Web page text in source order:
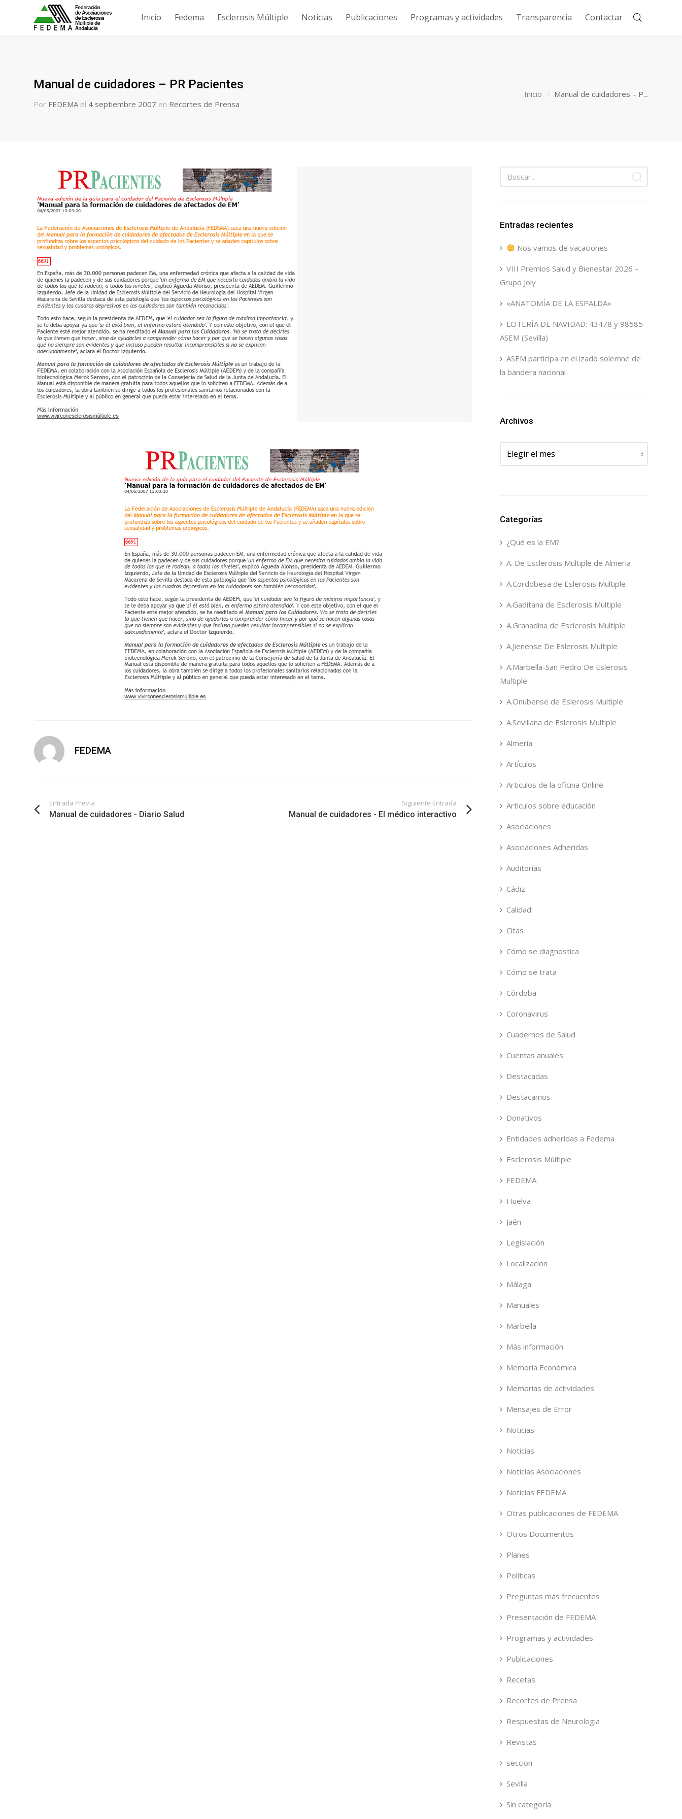
Inicio Fedema Esclerosis Múltiple Noticias Publicaciones Programas y actividades Transparencia Contactar
Manual de cuidadores – PR Pacientes
Por FEDEMA el 4 septiembre 2007 en Recortes de Prensa
Inicio Manual de cuidadores – P...
FEDEMA
Entrada Previa
Manual de cuidadores - Diario Salud
Siguiente Entrada
Manual de cuidadores - El médico interactivo
Entradas recientes
Nos vamos de vacaciones
VIII Premios Salud y Bienestar 2026 –
Grupo Joly
«ANATOMÍA DE LA ESPALDA»
LOTERÍA DE NAVIDAD: 43478 y 98585
ASEM (Sevilla)
ASEM participa en el izado solemne de
la bandera nacional
Archivos
Archivos
Categorías
¿Qué es la EM?
A. De Esclerosis Multiple de Almeria
A.Cordobesa de Eslerosis Multiple
A.Gaditana de Esclerosis Multiple
A.Granadina de Esclerosis Multiple
A.Jienense De Eslerosis Multiple
A.Marbella-San Pedro De Eslerosis
Multiple
A.Onubense de Eslerosis Multiple
A.Sevillana de Eslerosis Multiple
Almería
Artículos
Articulos de la oficina Online
Articulos sobre educación
Asociaciones
Asociaciones Adheridas
Auditorías
Cádiz
Calidad
Citas
Cómo se diagnostica
Cómo se trata
Córdoba
Coronavirus
Cuadernos de Salud
Cuentas anuales
Destacadas
Destacamos
Donativos
Entidades adheridas a Fedema
Esclerosis Múltiple
FEDEMA
Huelva
Jaén
Legislación
Localización
Málaga
Manuales
Marbella
Más información
Memoria Económica
Memorias de actividades
Mensajes de Error
Noticias
Noticias
Noticias Asociaciones
Noticias FEDEMA
Otras publicaciones de FEDEMA
Otros Documentos
Planes
Políticas
Preguntas más frecuentes
Presentación de FEDEMA
Programas y actividades
Publicaciones
Recetas
Recortes de Prensa
Respuestas de Neurologia
Revistas
seccion
Sevilla
Sin categoría